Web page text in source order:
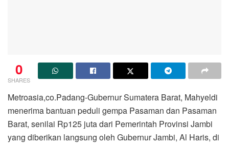
0
SHARES
Metroasia,co.Padang-Gubernur Sumatera Barat, Mahyeldi
menerima bantuan peduli gempa Pasaman dan Pasaman
Barat, senilai Rp125 juta dari Pemerintah Provinsi Jambi
yang diberikan langsung oleh Gubernur Jambi, Al Haris, di